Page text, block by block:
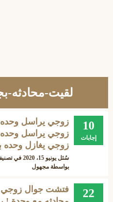
لقيت-محادثه-
10
إجابات
زوجي يراسل وحده
زوجي يراسل
زوجي يغازل وحده
سُئل يونيو 15، 2020 في
بواسطة مجهول
22
فتشت جوال زوجي